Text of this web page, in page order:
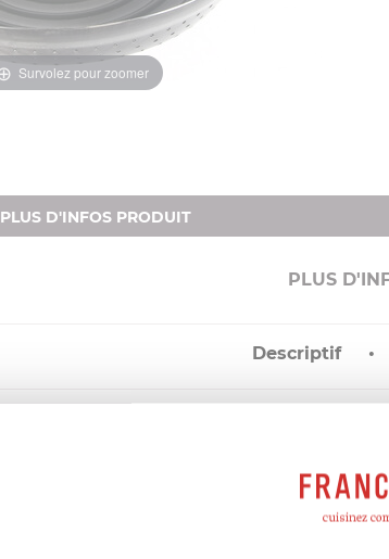
Survolez pour zoomer
PLUS D'INFOS PRODUIT
PLUS
Descriptif
POELE A